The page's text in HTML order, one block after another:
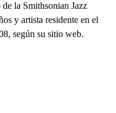
la Smithsonian Jazz
y artista residente en el
según su sitio web.